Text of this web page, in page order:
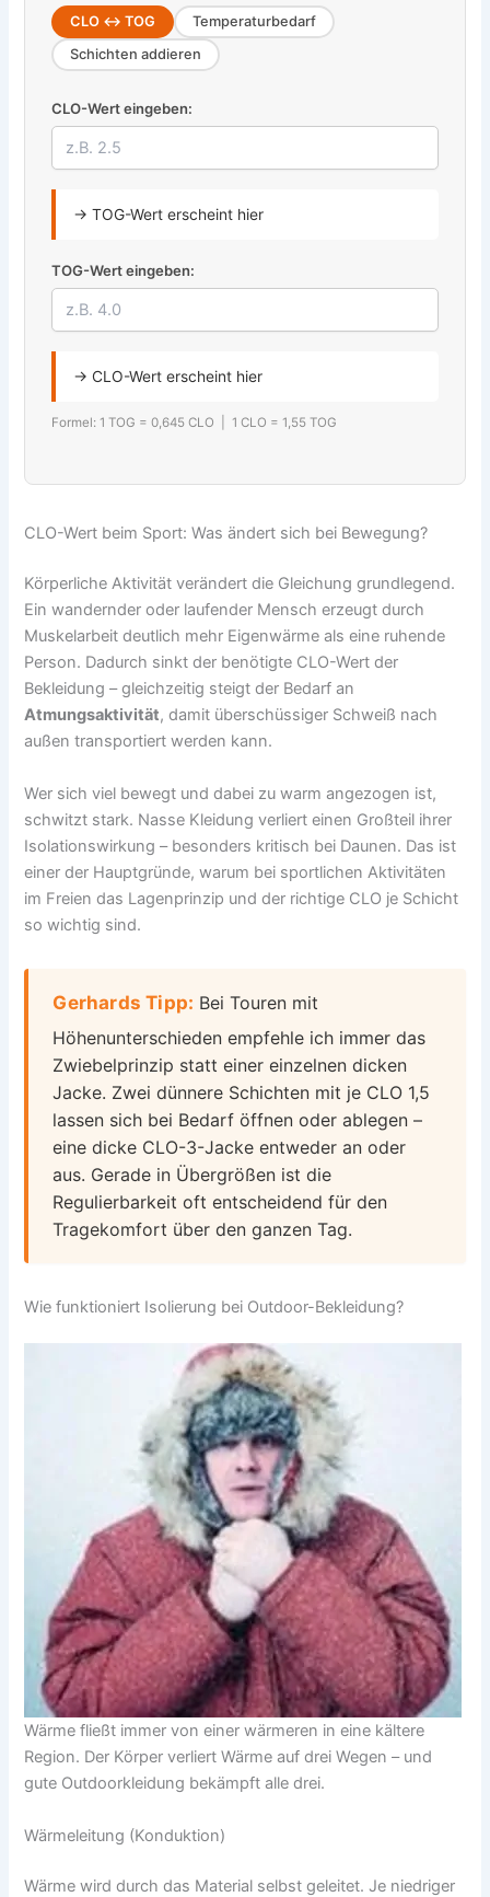
CLO ↔ TOG
Temperaturbedarf
Schichten addieren
CLO-Wert eingeben:
→ TOG-Wert erscheint hier
TOG-Wert eingeben:
→ CLO-Wert erscheint hier
Formel: 1 TOG = 0,645 CLO | 1 CLO = 1,55 TOG
CLO-Wert beim Sport: Was ändert sich bei Bewegung?
Körperliche Aktivität verändert die Gleichung grundlegend.
Ein wandernder oder laufender Mensch erzeugt durch
Muskelarbeit deutlich mehr Eigenwärme als eine ruhende
Person. Dadurch sinkt der benötigte CLO-Wert der
Bekleidung – gleichzeitig steigt der Bedarf an
Atmungsaktivität, damit überschüssiger Schweiß nach
außen transportiert werden kann.
Wer sich viel bewegt und dabei zu warm angezogen ist,
schwitzt stark. Nasse Kleidung verliert einen Großteil ihrer
Isolationswirkung – besonders kritisch bei Daunen. Das ist
einer der Hauptgründe, warum bei sportlichen Aktivitäten
im Freien das Lagenprinzip und der richtige CLO je Schicht
so wichtig sind.
Gerhards Tipp: Bei Touren mit
Höhenunterschieden empfehle ich immer das
Zwiebelprinzip statt einer einzelnen dicken
Jacke. Zwei dünnere Schichten mit je CLO 1,5
lassen sich bei Bedarf öffnen oder ablegen –
eine dicke CLO-3-Jacke entweder an oder
aus. Gerade in Übergrößen ist die
Regulierbarkeit oft entscheidend für den
Tragekomfort über den ganzen Tag.
Wie funktioniert Isolierung bei Outdoor-Bekleidung?
Wärme fließt immer von einer wärmeren in eine kältere
Region. Der Körper verliert Wärme auf drei Wegen – und
gute Outdoorkleidung bekämpft alle drei.
Wärmeleitung (Konduktion)
Wärme wird durch das Material selbst geleitet. Je niedriger